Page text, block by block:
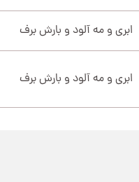
ابری و مه آلود و بارش برف
ابری و مه آلود و بارش برف